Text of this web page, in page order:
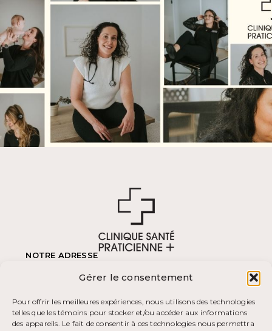
Gérer le consentement
Pour offrir les meilleures expériences, nous utilisons des technologies
telles que les témoins pour stocker et/ou accéder aux informations
des appareils. Le fait de consentir à ces technologies nous permettra
NOTRE ADRESSE
Piedmont, Québec
(450) 227-4243
Fax (450) 227-4223
HEURES D'OUVERTURE